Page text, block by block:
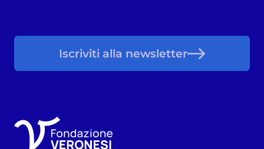
Iscriviti alla newsletter